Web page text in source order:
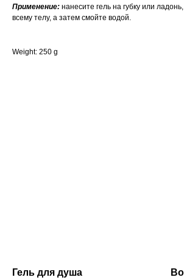
Применение: нанесите гель на губку или
всему телу, а затем смойте водой.
Weight: 250 g
Гель для душа